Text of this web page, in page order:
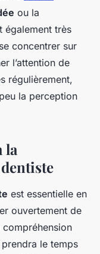
ou la
également très
concentrer sur
l’attention de
régulièrement,
la perception
la
est essentielle en
ouvertement de
le temps